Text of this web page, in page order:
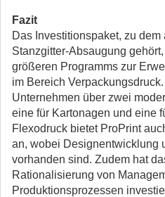
Fazit
Das Investitionspaket, zu
Stanzgitter-Absaugung
größeren Programms zur
im Bereich
Unternehmen über zwei
eine für Kartonagen und eine
Flexodruck bietet ProPrint
an, wobei Designentwicklung
vorhanden sind. Zudem hat
Rationalisierung von
Produktionsprozessen